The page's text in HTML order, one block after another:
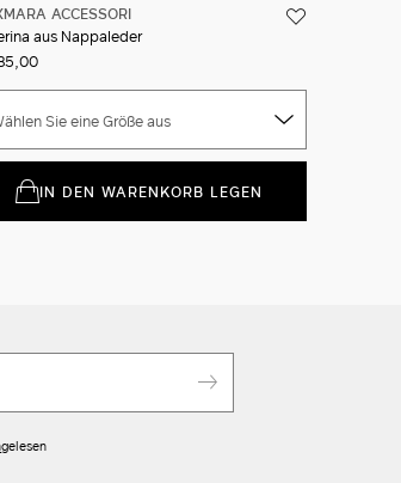
ACCESSORI
aus Nappaleder
Sie eine Größe aus
IN DEN WARENKORB LEGEN
gelesen